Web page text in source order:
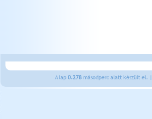
A lap 0.278 másodperc alatt készült el. |